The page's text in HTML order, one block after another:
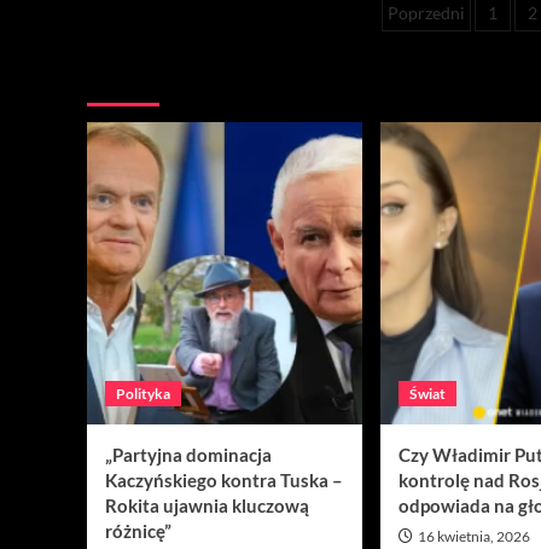
Poprzedni 1 2
Polityka
„Partyjna dominacja
Kaczyńskiego kontra Tuska –
Rokita ujawnia kluczową
różnicę”
Świat
Czy Władimir
kontrolę nad
odpowiada na
16 kwietnia, 2026